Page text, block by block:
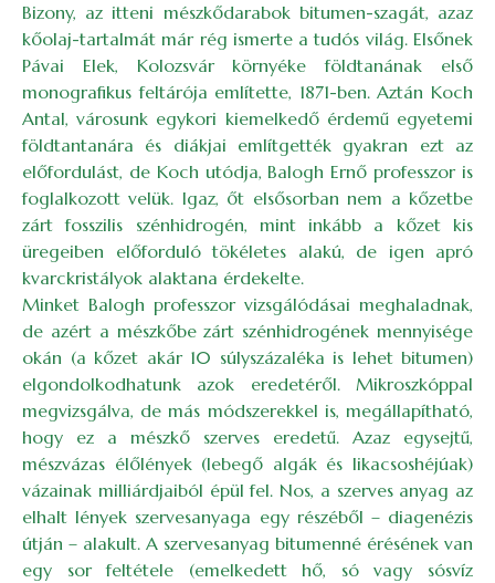
Bizony, az itteni mészkődarabok bitumen-szagát, azaz
kőolaj-tartalmát már rég ismerte a tudós világ. Elsőnek
Pávai Elek, Kolozsvár környéke földtanának első
monografikus feltárója említette, 1871-ben. Aztán Koch
Antal, városunk egykori kiemelkedő érdemű egyetemi
földtantanára és diákjai említgették gyakran ezt az
előfordulást, de Koch utódja, Balogh Ernő professzor is
foglalkozott velük. Igaz, őt elsősorban nem a kőzetbe
zárt fosszilis szénhidrogén, mint inkább a kőzet kis
üregeiben előforduló tökéletes alakú, de igen apró
kvarckristályok alaktana érdekelte.
Minket Balogh professzor vizsgálódásai meghaladnak,
de azért a mészkőbe zárt szénhidrogének mennyisége
okán (a kőzet akár 10 súlyszázaléka is lehet bitumen)
elgondolkodhatunk azok eredetéről. Mikroszkóppal
megvizsgálva, de más módszerekkel is, megállapítható,
hogy ez a mészkő szerves eredetű. Azaz egysejtű,
mészvázas élőlények (lebegő algák és likacsoshéjúak)
vázainak milliárdjaiból épül fel. Nos, a szerves anyag az
elhalt lények szervesanyaga egy részéből – diagenézis
útján – alakult. A szervesanyag bitumenné érésének van
egy sor feltétele (emelkedett hő, só vagy sósvíz